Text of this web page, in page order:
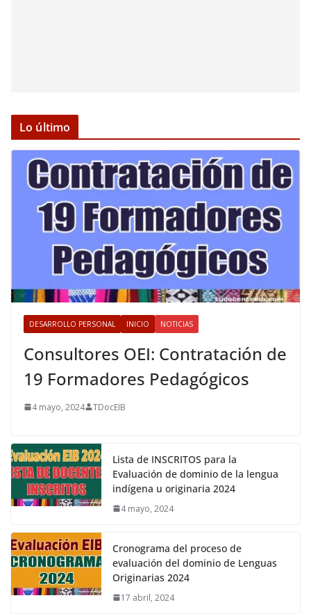
Lo último
DESARROLLO PERSONAL INICIO NOTICIAS
Consultores OEI: Contratación de
19 Formadores Pedagógicos
4 mayo, 2024 TDocEIB
Lista de INSCRITOS para la
Evaluación de dominio de la lengua
indígena u originaria 2024
4 mayo, 2024
Cronograma del proceso de
evaluación del dominio de Lenguas
Originarias 2024
17 abril, 2024